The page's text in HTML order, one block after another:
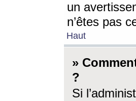
un
n’êtes pas
Haut
»
?
Si